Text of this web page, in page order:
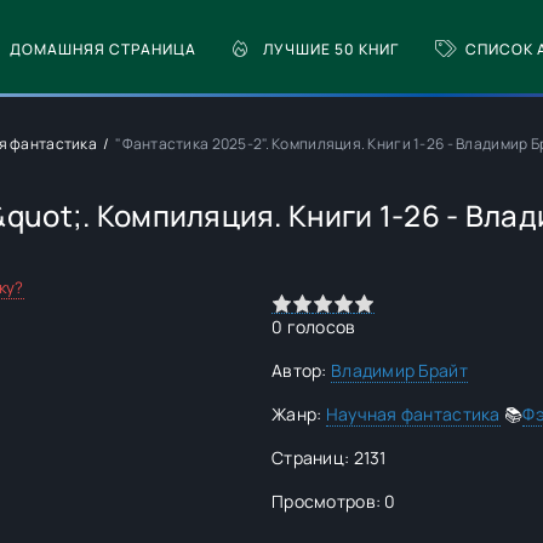
ДОМАШНЯЯ СТРАНИЦА ЛУЧШИЕ 50 КНИГ СПИСОК
фантастика "Фантастика 2025-2". Компиляция. Книги 1-26 - Владимир
Компиляция. Книги 1-26 -
0 голосов
Автор: Владимир Брайт
Жанр: Научная фантастика 📚
Страниц: 2131
Просмотров: 0